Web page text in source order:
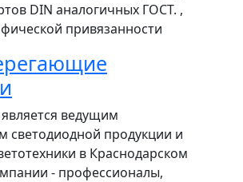
DIN аналогичных ГОСТ. ,
привязанности
ведущим
светодиодной продукции и
в Краснодарском
- профессионалы,